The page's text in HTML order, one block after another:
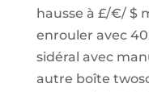
hausse à £/€/ $
enrouler avec
sidéral avec
autre boîte